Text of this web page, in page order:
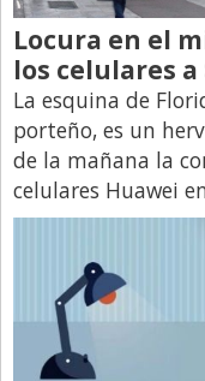
Viajes
Locura en el
los celulares a
La esquina de
porteño, es un
de la mañana la
celulares Huawei